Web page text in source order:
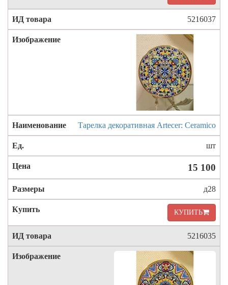
5216037
Тарелка декоративная Artecer: Ceramico
шт
15 100
д28
КУПИТЬ
5216035